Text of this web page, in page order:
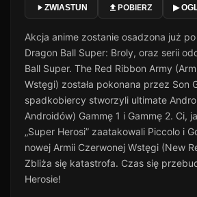
ZWIASTUN POBIERZ ▶
Akcja anime zostanie osadzona już
Dragon Ball Super: Broly, oraz serii
Ball Super. The Red Ribbon Army
Wstęgi) została pokonana przez Son
spadkobiercy stworzyli ultimate
Androidów) Gammę 1 i Gammę 2. Ci,
„Super Herosi” zaatakowali Piccolo i
nowej Armii Czerwonej Wstęgi (New
Zbliża się katastrofa. Czas się
Herosie!